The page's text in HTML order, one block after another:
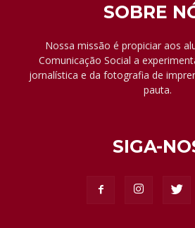
SOBRE
Nossa missão é propiciar aos
Comunicação Social a
jornalística e da fotografia de
pauta.
SIGA-